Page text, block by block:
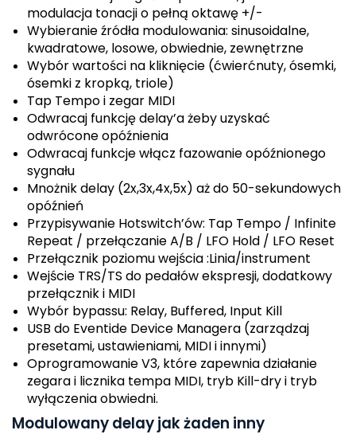
modulacja tonacji o pełną oktawę +/-
Wybieranie źródła modulowania: sinusoidalne,
kwadratowe, losowe, obwiednie, zewnętrzne
Wybór wartości na kliknięcie (ćwierćnuty, ósemki,
ósemki z kropką, triole)
Tap Tempo i zegar MIDI
Odwracaj funkcję delay’a żeby uzyskać
odwrócone opóźnienia
Odwracaj funkcje włącz fazowanie opóźnionego
sygnału
Mnożnik delay (2x,3x,4x,5x) aż do 50-sekundowych
opóźnień
Przypisywanie Hotswitch’ów: Tap Tempo / Infinite
Repeat / przełączanie A/B / LFO Hold / LFO Reset
Przełącznik poziomu wejścia :Linia/instrument
Wejście TRS/TS do pedałów ekspresji, dodatkowy
przełącznik i MIDI
Wybór bypassu: Relay, Buffered, Input Kill
USB do Eventide Device Managera (zarządzaj
presetami, ustawieniami, MIDI i innymi)
Oprogramowanie V3, które zapewnia działanie
zegara i licznika tempa MIDI, tryb Kill-dry i tryb
wyłączenia obwiedni.
Modulowany delay jak żaden inny